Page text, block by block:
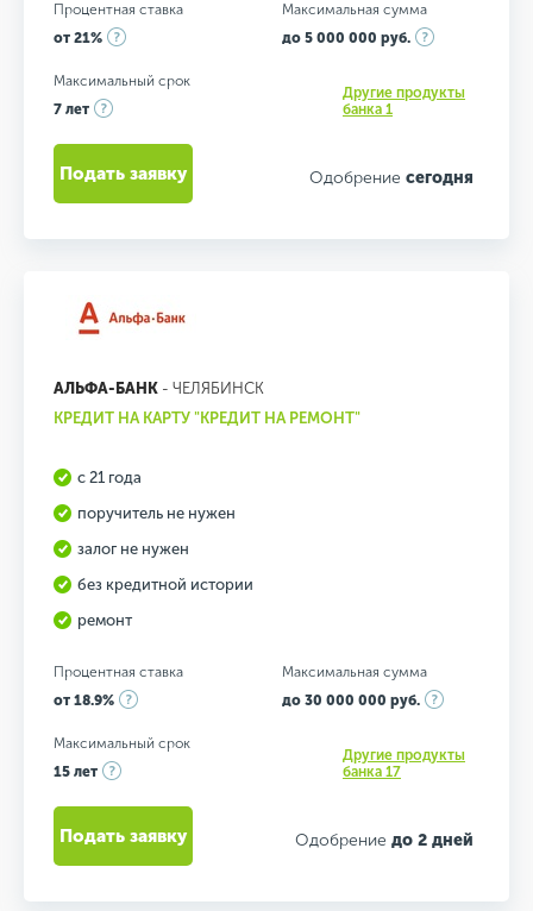
Процентная ставка
от 21%
Максимальная сумма
до 5 000 000 руб.
Максимальный срок
7 лет
Другие продукты
банка 1
Одобрение сегодня
Подать заявку
АЛЬФА-БАНК - ЧЕЛЯБИНСК
КРЕДИТ НА КАРТУ "КРЕДИТ НА РЕМОНТ"
с 21 года
поручитель не нужен
залог не нужен
без кредитной истории
ремонт
Процентная ставка
от 18.9%
Максимальная сумма
до 30 000 000 руб.
Максимальный срок
15 лет
Другие продукты
банка 17
Одобрение до 2 дней
Подать заявку